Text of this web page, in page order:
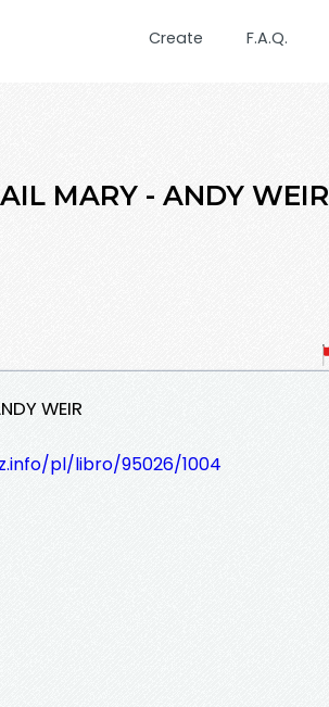
Create F.A.Q.
MARY - ANDY WEIR
WEIR
pl/libro/95026/1004